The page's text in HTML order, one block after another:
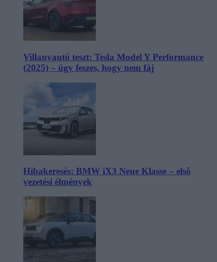
Villanyautó teszt: Tesla Model Y Performance
(2025) – úgy feszes, hogy nem fáj
Hibakeresés: BMW iX3 Neue Klasse – első
vezetési élmények